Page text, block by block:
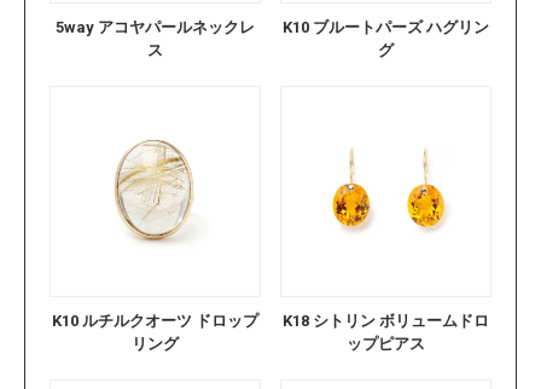
5way アコヤパールネックレ
ス
K10 ブルートパーズ ハグリン
グ
K10 ルチルクオーツ ドロップ
リング
K18 シトリン ボリュームドロ
ップピアス